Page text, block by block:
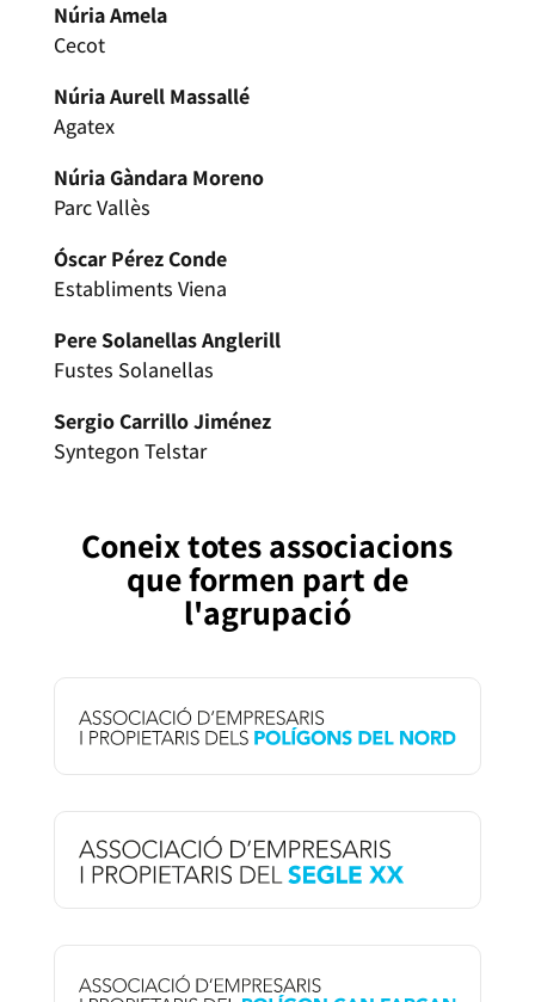
Núria Amela
Cecot
Núria Aurell Massallé
Agatex
Núria Gàndara Moreno
Parc Vallès
Óscar Pérez Conde
Establiments Viena
Pere Solanellas Anglerill
Fustes Solanellas
Sergio Carrillo Jiménez
Syntegon Telstar
Coneix totes associacions
que formen part de
l'agrupació